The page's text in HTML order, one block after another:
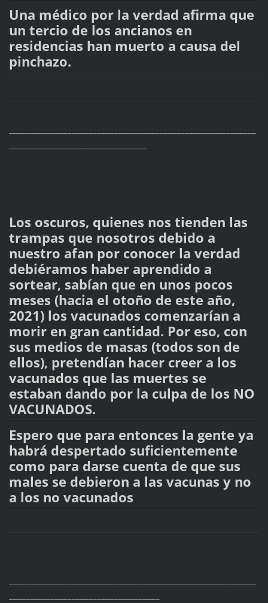
Una médico por la verdad afirma que
un tercio de los ancianos en
residencias han muerto a causa del
pinchazo.
Los oscuros, quienes nos tienden las
trampas que nosotros debido a
nuestro afan por conocer la verdad
debiéramos haber aprendido a
sortear, sabían que en unos pocos
meses (hacia el otoño de este año,
2021) los vacunados comenzarían a
morir en gran cantidad. Por eso, con
sus medios de masas (todos son de
ellos), pretendían hacer creer a los
vacunados que las muertes se
estaban dando por la culpa de los NO
VACUNADOS.
Espero que para entonces la gente ya
habrá despertado suficientemente
como para darse cuenta de que sus
males se debieron a las vacunas y no
a los no vacunados